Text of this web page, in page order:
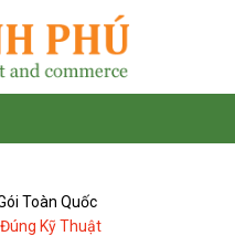
Toàn Quốc
Kỹ Thuật